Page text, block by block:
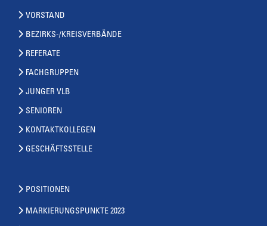
VORSTAND
BEZIRKS-/KREISVERBÄNDE
REFERATE
FACHGRUPPEN
JUNGER VLB
SENIOREN
KONTAKTKOLLEGEN
GESCHÄFTSSTELLE
POSITIONEN
MARKIERUNGSPUNKTE 2023